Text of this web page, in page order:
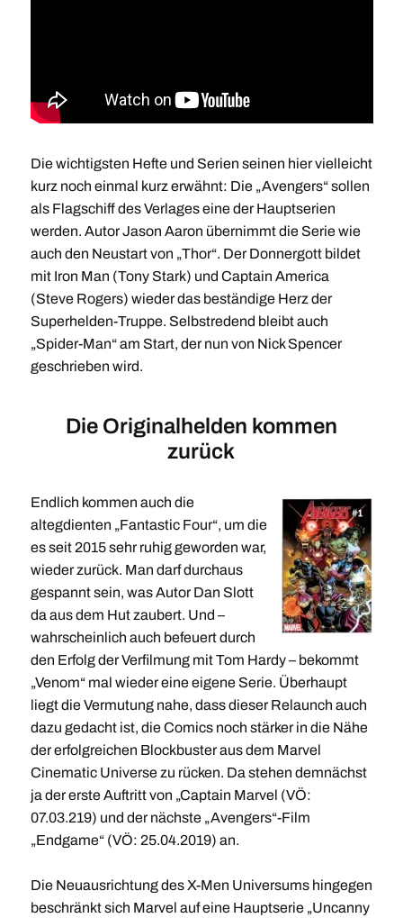
Die wichtigsten Hefte und Serien seinen hier vielleicht
kurz noch einmal kurz erwähnt: Die „Avengers“ sollen
als Flagschiff des Verlages eine der Hauptserien
werden. Autor Jason Aaron übernimmt die Serie wie
auch den Neustart von „Thor“. Der Donnergott bildet
mit Iron Man (Tony Stark) und Captain America
(Steve Rogers) wieder das beständige Herz der
Superhelden-Truppe. Selbstredend bleibt auch
„Spider-Man“ am Start, der nun von Nick Spencer
geschrieben wird.
Die Originalhelden kommen
zurück
Endlich kommen auch die
altegdienten „Fantastic Four“, um die
es seit 2015 sehr ruhig geworden war,
wieder zurück. Man darf durchaus
gespannt sein, was Autor Dan Slott
da aus dem Hut zaubert. Und –
wahrscheinlich auch befeuert durch
den Erfolg der Verfilmung mit Tom Hardy – bekommt
„Venom“ mal wieder eine eigene Serie. Überhaupt
liegt die Vermutung nahe, dass dieser Relaunch auch
dazu gedacht ist, die Comics noch stärker in die Nähe
der erfolgreichen Blockbuster aus dem Marvel
Cinematic Universe zu rücken. Da stehen demnächst
ja der erste Auftritt von „Captain Marvel (VÖ:
07.03.219) und der nächste „Avengers“-Film
„Endgame“ (VÖ: 25.04.2019) an.
Die Neuausrichtung des X-Men Universums hingegen
beschränkt sich Marvel auf eine Hauptserie „Uncanny